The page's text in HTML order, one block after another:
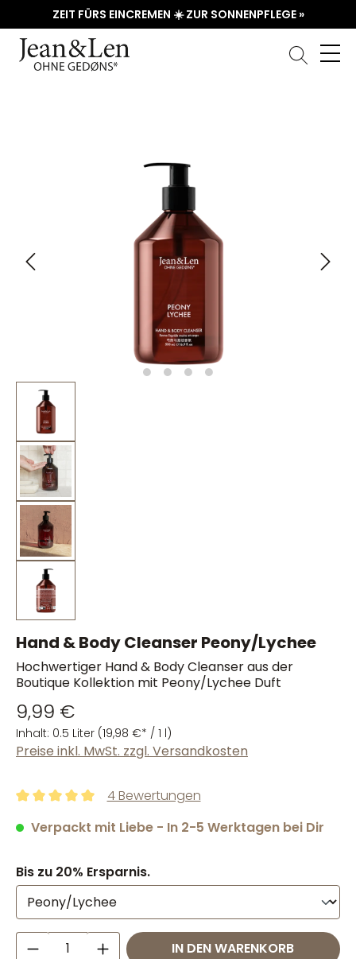
ZEIT FÜRS EINCREMEN ☀️ ZUR SONNENPFLEGE »
Hand & Body Cleanser Peony/Lychee
Hochwertiger Hand & Body Cleanser aus der
Boutique Kollektion mit Peony/Lychee Duft
9,99 €
Inhalt: 0.5 Liter (19,98 €* / 1 l)
Preise inkl. MwSt. zzgl. Versandkosten
4 Bewertungen
Verpackt mit Liebe - In 2-5 Werktagen bei Dir
Bis zu 20% Ersparnis.
Produkt Anzahl: Gib denIN DEN WARENKORB